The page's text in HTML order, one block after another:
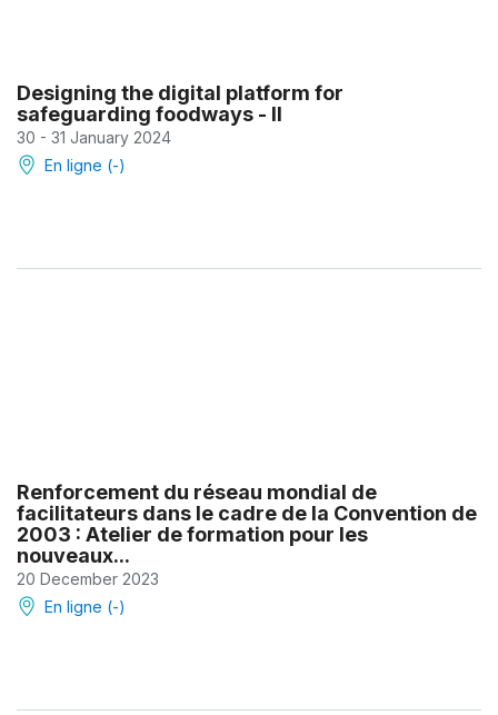
Designing the digital platform for
safeguarding foodways - II
30 - 31 January 2024
En ligne (-)
Renforcement du réseau mondial de
facilitateurs dans le cadre de la Convention de
2003 : Atelier de formation pour les
nouveaux...
20 December 2023
En ligne (-)